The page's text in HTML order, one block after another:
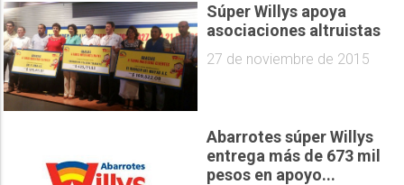
Súper Willys apoya
asociaciones altruistas
27 de noviembre de 2015
Abarrotes súper Willys
entrega más de 673 mil
pesos en apoyo...